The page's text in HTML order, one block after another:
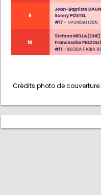
Crédits photo de couverture: